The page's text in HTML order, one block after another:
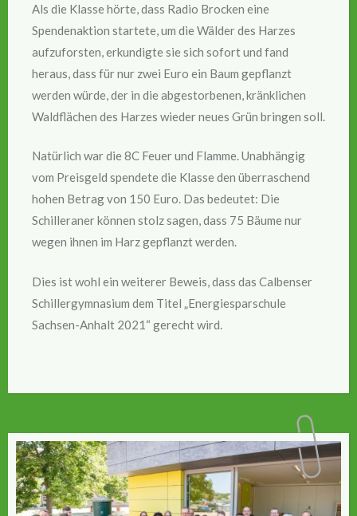
Als die Klasse hörte, dass Radio Brocken eine
Spendenaktion startete, um die Wälder des Harzes
aufzuforsten, erkundigte sie sich sofort und fand
heraus, dass für nur zwei Euro ein Baum gepflanzt
werden würde, der in die abgestorbenen, kränklichen
Waldflächen des Harzes wieder neues Grün bringen soll.
Natürlich war die 8C Feuer und Flamme. Unabhängig
vom Preisgeld spendete die Klasse den überraschend
hohen Betrag von 150 Euro. Das bedeutet: Die
Schilleraner können stolz sagen, dass 75 Bäume nur
wegen ihnen im Harz gepflanzt werden.
Dies ist wohl ein weiterer Beweis, dass das Calbenser
Schillergymnasium dem Titel „Energiesparschule
Sachsen-Anhalt 2021“ gerecht wird.